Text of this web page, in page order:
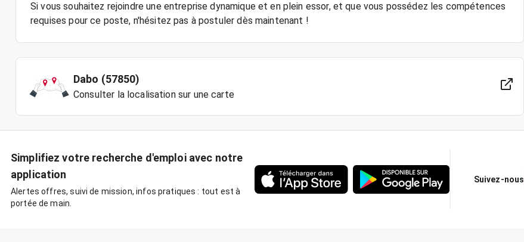
Si vous souhaitez rejoindre une entreprise dynamique et en plein essor, et que vous possédez les compétences
Dabo (57850)
Consulter la localisation sur une carte
Simplifiez votre recherche d'emploi avec notre
application
Alertes offres, suivi de mission, infos pratiques : tout est à
portée de main.
Suivez-nous